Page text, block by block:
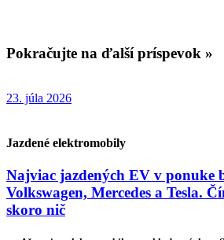
Pokračujte na ďalší príspevok »
23. júla 2026
Jazdené elektromobily
Najviac jazdených EV v ponuke
Volkswagen, Mercedes a Tesla.
skoro nič